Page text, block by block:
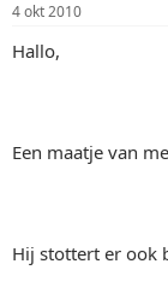
4 okt 2010
Hallo,
Een maatje van
Hij stottert er ook